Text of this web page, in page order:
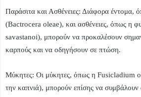
Παράσιτα και Ασθένειες: Διάφορα έντομα,
(Bactrocera oleae), και ασθένειες, όπως η
savastanoi), μπορούν να προκαλέσουν
καρπούς και να οδηγήσουν σε πτώση.
Μύκητες: Οι μύκητες, όπως η Fusicladium
την καπνιά), μπορούν επίσης να